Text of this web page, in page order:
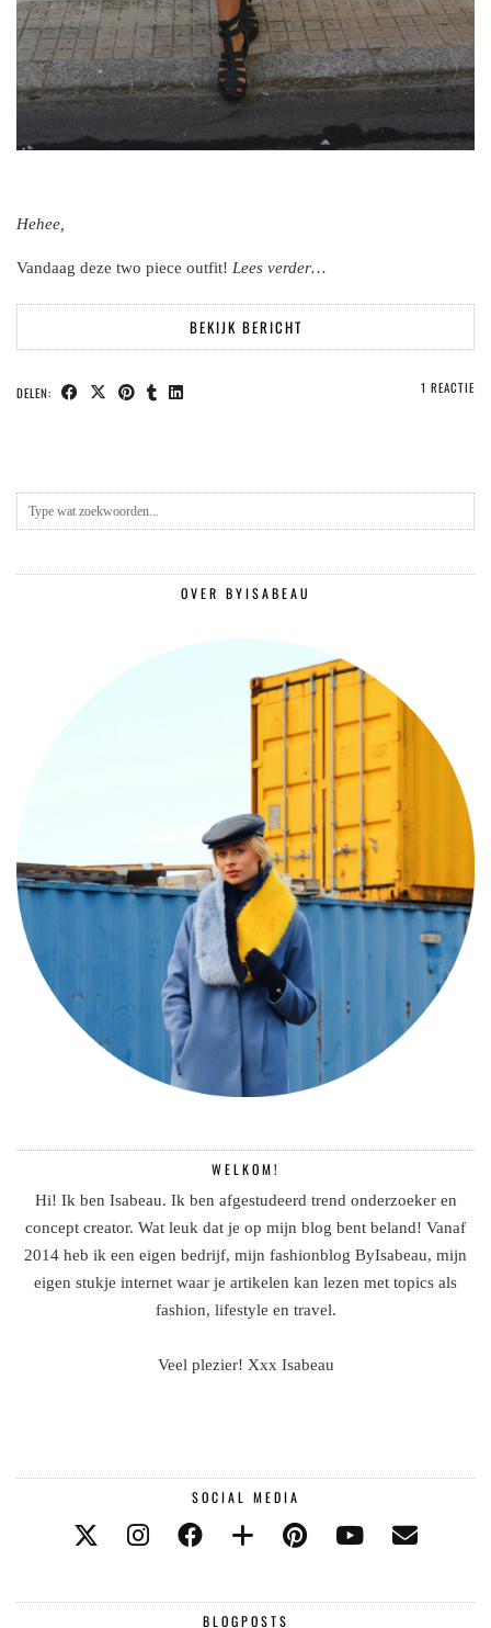
Hehee,
Vandaag deze two piece outfit! Lees verder…
BEKIJK BERICHT
DELEN: 1 REACTIE
OVER BYISABEAU
WELKOM!
Hi! Ik ben Isabeau. Ik ben afgestudeerd trend onderzoeker en
concept creator. Wat leuk dat je op mijn blog bent beland! Vanaf
2014 heb ik een eigen bedrijf, mijn fashionblog ByIsabeau, mijn
eigen stukje internet waar je artikelen kan lezen met topics als
fashion, lifestyle en travel.
Veel plezier! Xxx Isabeau
SOCIAL MEDIA
BLOGPOSTS